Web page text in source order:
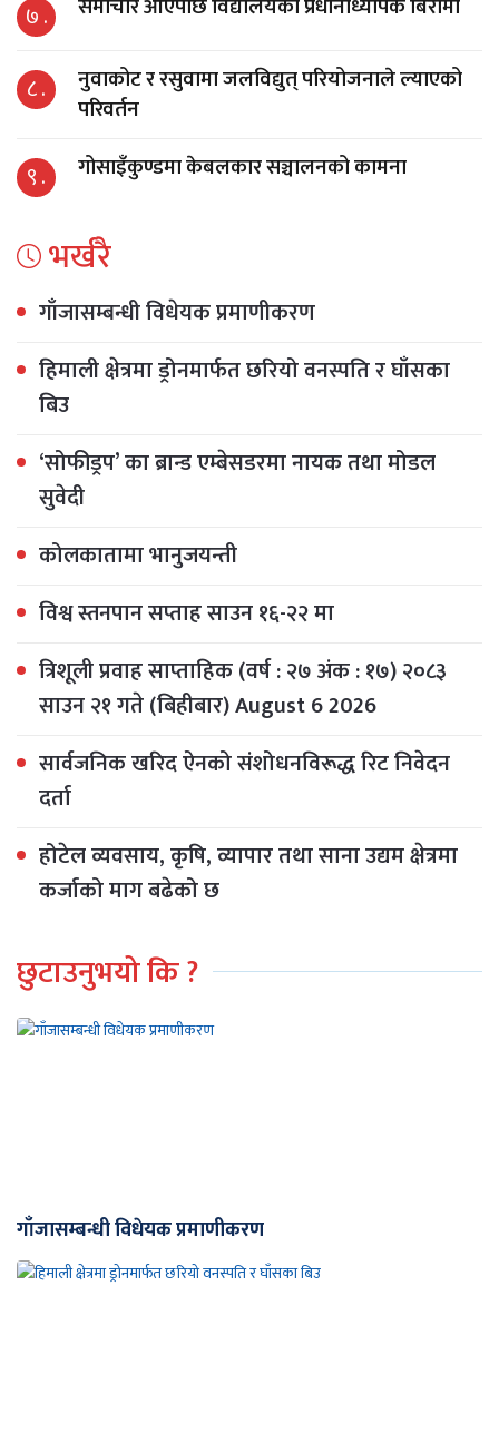
७ . समाचार आएपछि विद्यालयका प्रधानाध्यापक बिरामी
८ .
नुवाकोट र रसुवामा जलविद्युत् परियोजनाले ल्याएको
परिवर्तन
९ . गोसाइँकुण्डमा केबलकार सञ्चालनको कामना
भर्खरै
गाँजासम्बन्धी विधेयक प्रमाणीकरण
हिमाली क्षेत्रमा ड्रोनमार्फत छरियो वनस्पति र घाँसका
बिउ
‘सोफीड्रप’ का ब्रान्ड एम्बेसडरमा नायक तथा मोडल
सुवेदी
कोलकातामा भानुजयन्ती
विश्व स्तनपान सप्ताह साउन १६-२२ मा
त्रिशूली प्रवाह साप्ताहिक (वर्ष : २७ अंक : १७) २०८३
साउन २१ गते (बिहीबार) August 6 2026
सार्वजनिक खरिद ऐनको संशोधनविरूद्ध रिट निवेदन
दर्ता
होटेल व्यवसाय, कृषि, व्यापार तथा साना उद्यम क्षेत्रमा
कर्जाको माग बढेको छ
छुटाउनुभयो कि ?
गाँजासम्बन्धी विधेयक प्रमाणीकरण